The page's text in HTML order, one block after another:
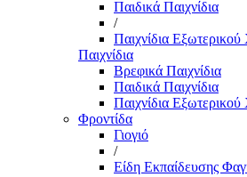
Παιδικά Παιχνίδια
/
Παιχνίδια
Παιχνίδια
Βρεφικά Παιχνίδια
Παιδικά Παιχνίδια
Παιχνίδια
Φροντίδα
Γιογιό
/
Είδη Εκπαίδευσης